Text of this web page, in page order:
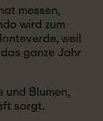
messen,
wird zum
weil
ganze Jahr
Blumen,
sorgt.